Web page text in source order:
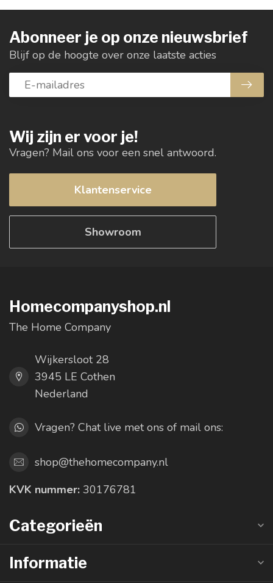
Wij zijn er voor je!
Vragen? Mail ons voor een snel antwoord.
Klantenservice
Showroom
Abonneer je op onze nieuwsbrief
Blijf op de hoogte over onze laatste acties
Homecompanyshop.nl
The Home Company
Wijkersloot 28
3945 LE Cothen
Nederland
Vragen? Chat live met ons of mail ons:
shop@thehomecompany.nl
KVK nummer: 30176781
Categorieën
Informatie